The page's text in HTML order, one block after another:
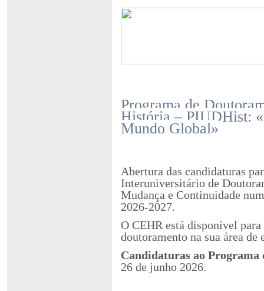
Programa de
História – PIUDHist:
Mundo Global»
Abertura das candidaturas
Interuniversitário de
Mudança e Continuidade
2026-2027.
O CEHR está disponível
doutoramento na sua área de
Candidaturas ao Programa
26 de junho 2026.